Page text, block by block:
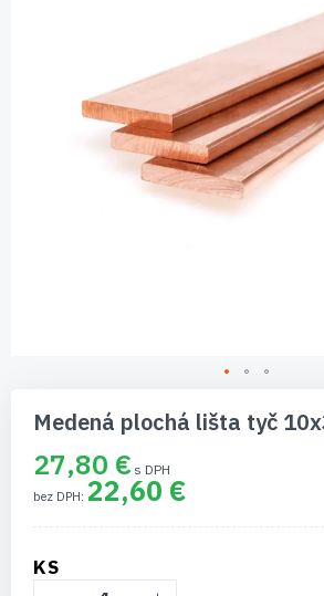
začiatok
galérie
obrázkov
Medená plochá lišta tyč
27,80 €
22,60 €
KS